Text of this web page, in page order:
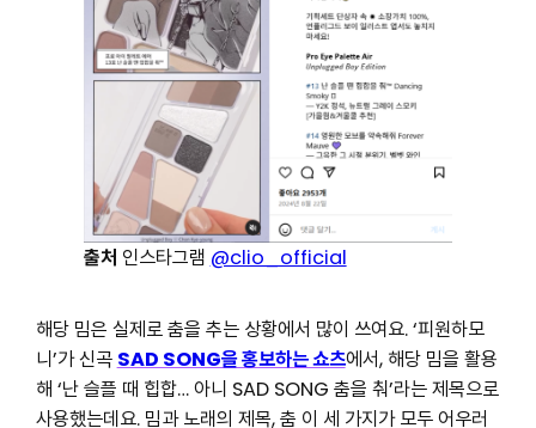
출처 인스타그램 @clio_official
해당 밈은 실제로 춤을 추는 상황에서 많이 쓰여요. ‘피원하모
니’가 신곡 SAD SONG을 홍보하는 쇼츠에서, 해당 밈을 활용
해 ‘난 슬플 때 힙합… 아니 SAD SONG 춤을 춰’라는 제목으로
사용했는데요. 밈과 노래의 제목, 춤 이 세 가지가 모두 어우러